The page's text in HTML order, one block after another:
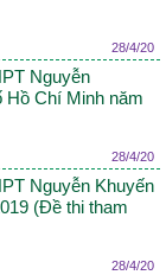
28/4/20
Nguyễn
Chí Minh năm
28/4/20
Nguyễn Khuyến
(Đề thi tham
28/4/20